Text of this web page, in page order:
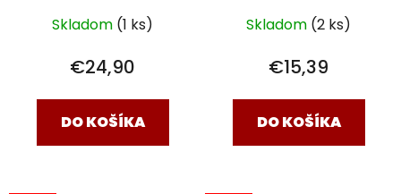
Skladom (1 ks)
€24,90
DO KOŠÍKA
Skladom (2 ks)
€15,39
DO KOŠÍKA